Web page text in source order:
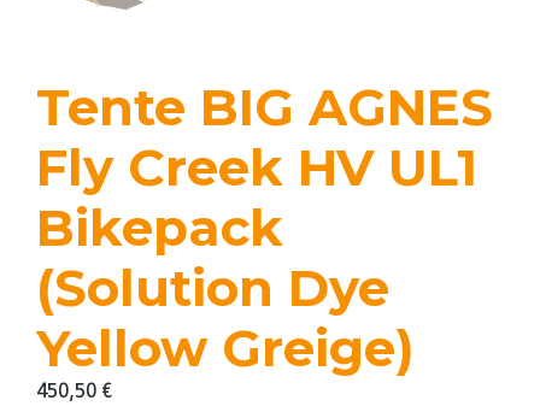
Tente BIG AGNES
Fly Creek HV UL1
Bikepack
(Solution Dye
Yellow Greige)
450,50€